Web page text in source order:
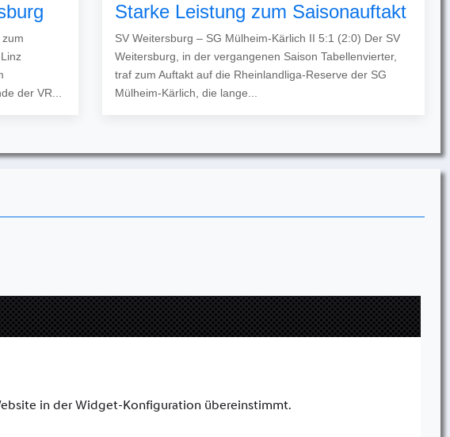
der VR...
Starke Leistung zum Saisonauftakt
SV Weitersburg – SG Mülheim-Kärlich II 5:1 (2:0) Der SV
Weitersburg, in der vergangenen Saison Tabellenvierter,
traf zum Auftakt auf die Rheinlandliga-Reserve der SG
Mülheim-Kärlich, die lange...